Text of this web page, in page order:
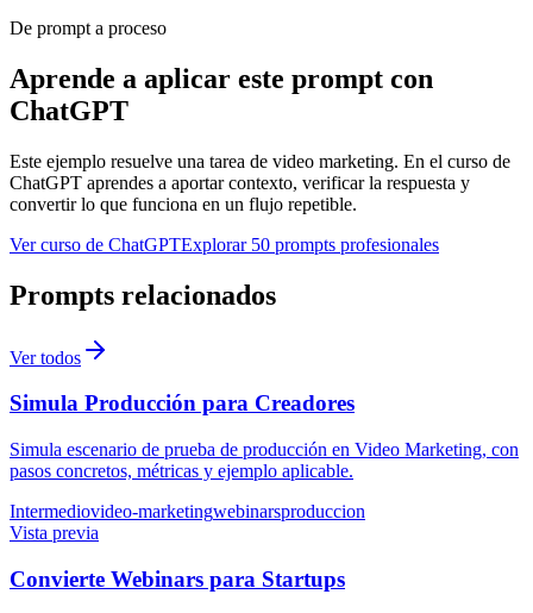
De prompt a proceso
Aprende a aplicar este prompt con
ChatGPT
Este ejemplo resuelve una tarea de video marketing. En el curso de
ChatGPT aprendes a aportar contexto, verificar la respuesta y
convertir lo que funciona en un flujo repetible.
Ver curso de ChatGPTExplorar 50 prompts profesionales
Prompts relacionados
Ver todos
Simula Producción para Creadores
Simula escenario de prueba de producción en Video Marketing, con
pasos concretos, métricas y ejemplo aplicable.
Intermediovideo-marketingwebinarsproduccion
Vista previa
Convierte Webinars para Startups